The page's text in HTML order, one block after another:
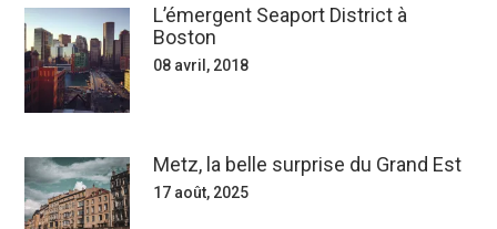
L’émergent Seaport District à
Boston
08 avril, 2018
Metz, la belle surprise du Grand Est
17 août, 2025